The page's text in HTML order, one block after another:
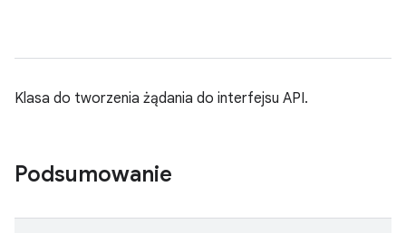
Klasa do tworzenia żądania do interfejsu API.
Podsumowanie